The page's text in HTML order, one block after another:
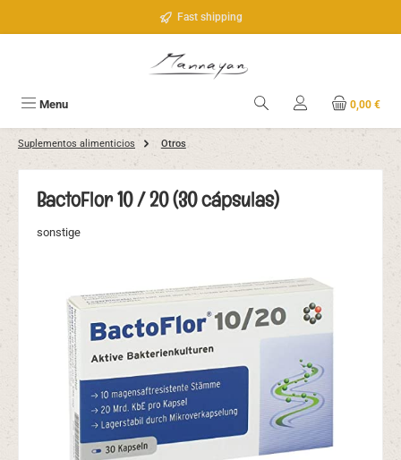
Fast shipping
Menu 0,00 €
Suplementos alimenticios Otros
BactoFlor 10 / 20 (30 cápsulas)
sonstige